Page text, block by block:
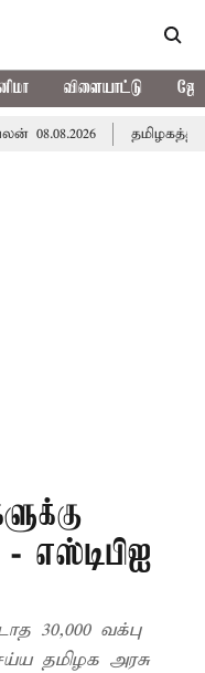
விளையாட்டு
தமிழகத்தில்
- எஸ்டிபிஐ
30,000 வக்பு
தமிழக அரசு